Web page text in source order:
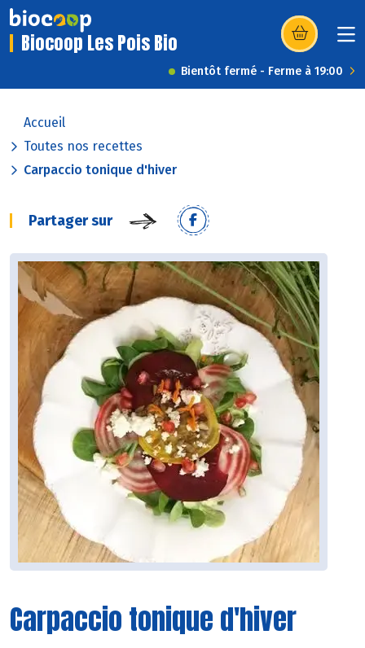
Biocoop Les Pois Bio (s’ouvre dans
Bientôt fermé - Ferme à 19:00
Accueil
Toutes nos recettes
Carpaccio tonique d'hiver
Partager sur
Carpaccio tonique d'hiver